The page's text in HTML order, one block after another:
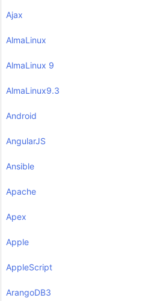
Ajax
AlmaLinux
AlmaLinux 9
AlmaLinux9.3
Android
AngularJS
Ansible
Apache
Apex
Apple
AppleScript
ArangoDB3